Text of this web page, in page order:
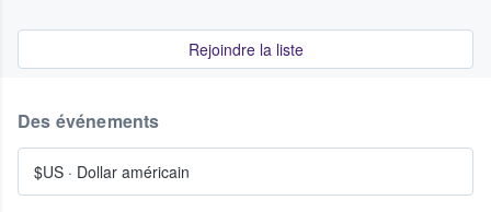
Rejoindre la liste
Des événements
$US · Dollar américain